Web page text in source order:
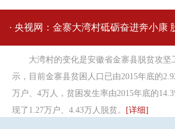
· 央视网：金寨大湾村砥砺奋进奔小康
大湾村的变化是安徽省金寨县脱贫攻坚
示，目前金寨县贫困人口已由2015年底的
万户、4万人，贫困发生率由2015年底的
现了1.27万户、4.43万人脱贫。
[详细]